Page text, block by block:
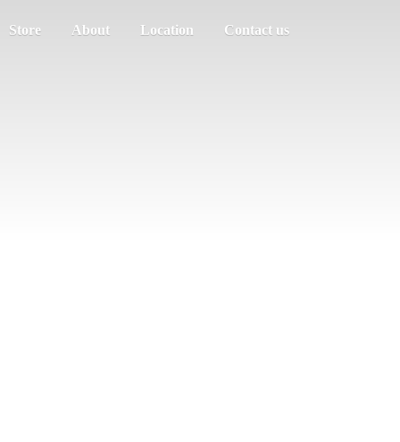
Store About Location Contact us